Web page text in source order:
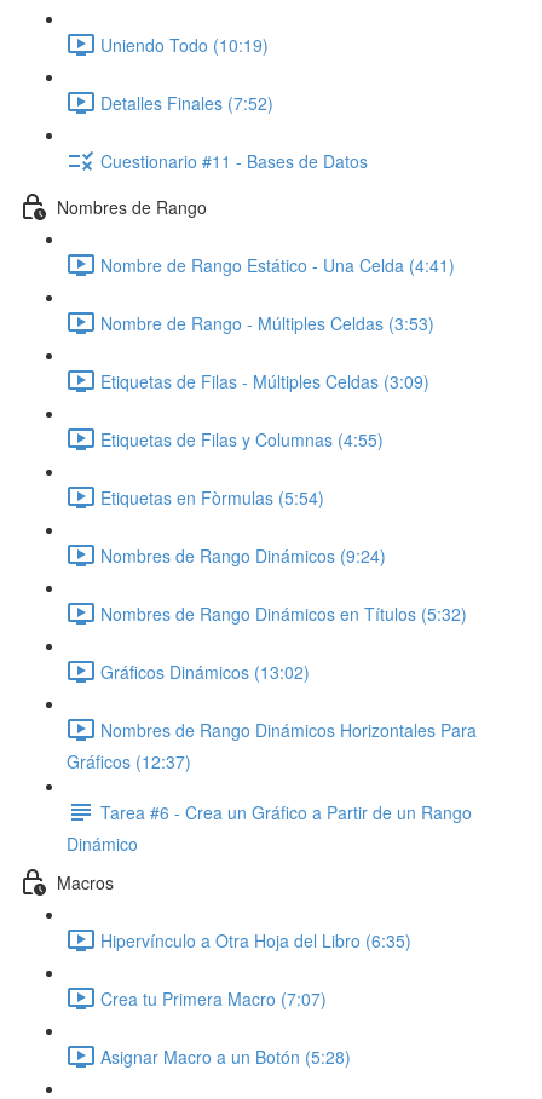
Uniendo Todo (10:19)
Detalles Finales (7:52)
Cuestionario #11 - Bases de Datos
Nombres de Rango
Nombre de Rango Estático - Una Celda (4:41)
Nombre de Rango - Múltiples Celdas (3:53)
Etiquetas de Filas - Múltiples Celdas (3:09)
Etiquetas de Filas y Columnas (4:55)
Etiquetas en Fòrmulas (5:54)
Nombres de Rango Dinámicos (9:24)
Nombres de Rango Dinámicos en Títulos (5:32)
Gráficos Dinámicos (13:02)
Nombres de Rango Dinámicos Horizontales Para
Gráficos (12:37)
Tarea #6 - Crea un Gráfico a Partir de un Rango
Dinámico
Macros
Hipervínculo a Otra Hoja del Libro (6:35)
Crea tu Primera Macro (7:07)
Asignar Macro a un Botón (5:28)